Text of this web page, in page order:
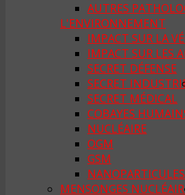
AUTRES
L'ENVIRONNEMENT
IMPACT SUR LA
IMPACT SUR LES
SECRET DÉFENSE
SECRET
SECRET MÉDICAL
COBAYES
NUCLÉAIRE
OGM
GSM
NANOPARTICULES
MENSONGES